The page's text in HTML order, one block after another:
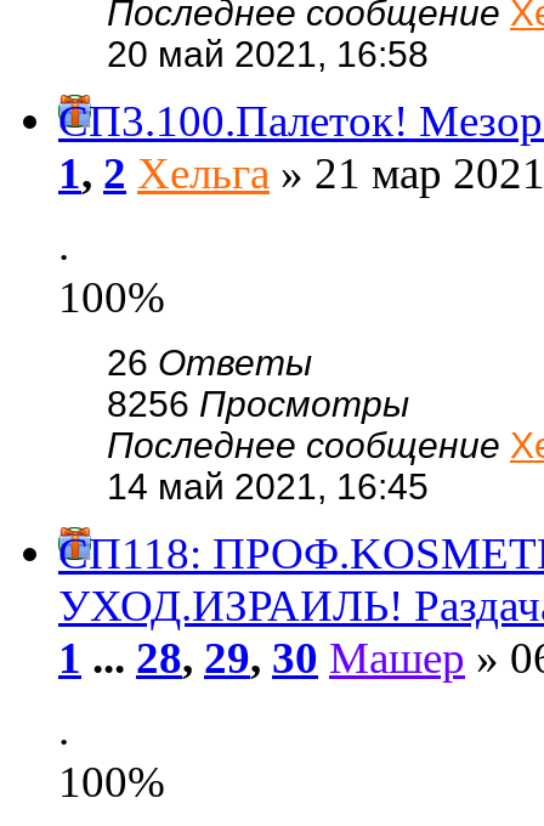
Последнее сообщение
20 май 2021, 16:58
СП3.100.Палеток!
1, 2 Хельга » 21 мар
.
100%
26 Ответы
8256 Просмотры
Последнее сообщение
14 май 2021, 16:45
СП118:
УХОД.ИЗРАИЛЬ!
1 ... 28, 29, 30 Машер »
.
100%